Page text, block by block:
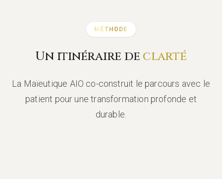
MÉTHODE
Un itinéraire de clarté
La Maïeutique AIO co-construit le parcours avec le
patient pour une transformation profonde et
durable.